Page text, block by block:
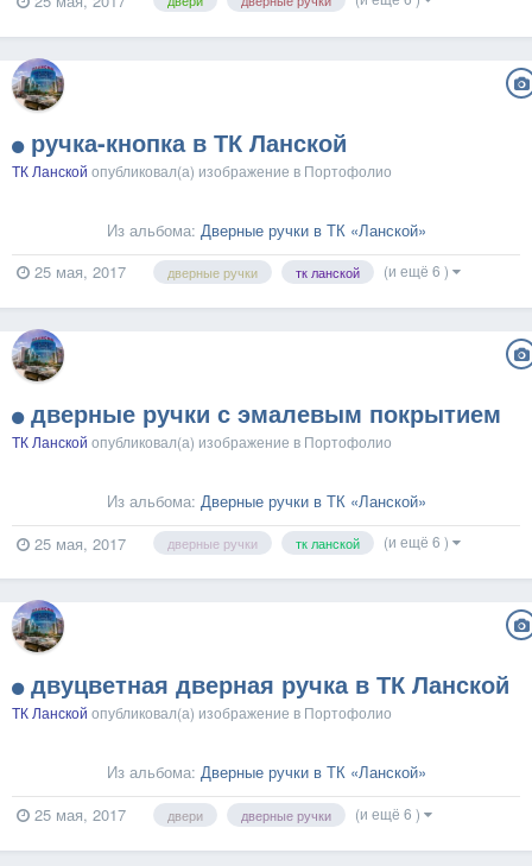
ручка-кнопка в ТК Ланской
ТК Ланской опубликовал(а) изображение в Портофолио
Из альбома: Дверные ручки в ТК «Ланской»
25 мая, 2017
дверные ручки тк ланской (и ещё 6 )
дверные ручки с эмалевым покрытием
ТК Ланской опубликовал(а) изображение в Портофолио
Из альбома: Дверные ручки в ТК «Ланской»
25 мая, 2017
дверные ручки тк ланской (и ещё 6 )
двуцветная дверная ручка в ТК Ланской
ТК Ланской опубликовал(а) изображение в Портофолио
Из альбома: Дверные ручки в ТК «Ланской»
25 мая, 2017
двери дверные ручки (и ещё 6 )